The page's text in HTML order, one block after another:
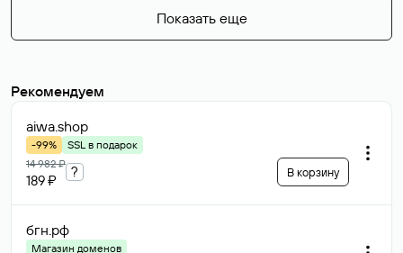
Показать еще
Рекомендуем
aiwa.shop
-99%
SSL в подарок
14 982 ₽
189 ₽
? В корзину
бгн.рф
Магазин доменов